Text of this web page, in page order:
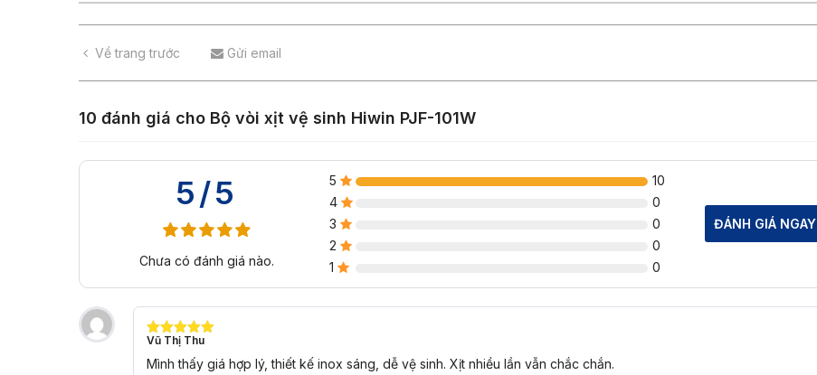
Về trang trước Gửi email
10 đánh giá cho Bộ vòi xịt vệ sinh Hiwin PJF-101W
5/5
Chưa có đánh giá nào.
5
10
4
0
3
0
2
0
1
0
ĐÁNH GIÁ NGAY
Được xếp
hạng 5 5
sao
Vũ Thị Thu
Mình thấy giá hợp lý, thiết kế inox sáng, dễ vệ sinh. Xịt nhiều lần vẫn chắc chắn.